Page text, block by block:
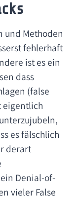
und Methoden
fehlerhaft
ist es ein
dass
(false
eigentlich
es fälschlich
derart
Denial-of-
vieler False